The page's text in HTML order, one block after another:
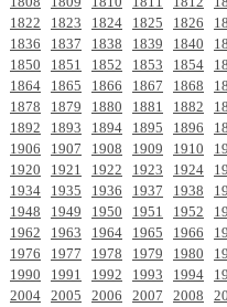
1822
1823 1824 1825 1826
1836
1837 1838 1839 1840
1850
1851 1852 1853 1854
1864
1865 1866 1867 1868
1878
1879 1880 1881 1882
1892
1893 1894 1895 1896
1906
1907 1908 1909 1910
1920
1921 1922 1923 1924
1934
1935 1936 1937 1938
1948
1949 1950 1951 1952
1962
1963 1964 1965 1966
1976
1977 1978 1979 1980
1990
1991 1992 1993 1994
2004 2005 2006 2007 2008